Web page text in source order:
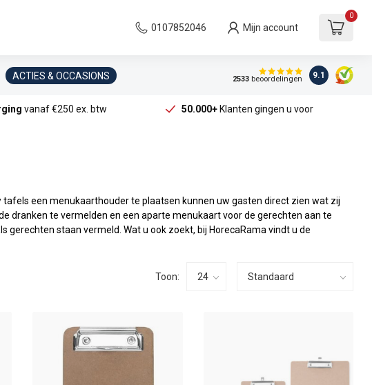
0107852046 Mijn account
0
ACTIES & OCCASIONS 2533beoordelingen 9.1
vanaf €250 ex. btw 50.000+Klanten gingen u voor
tafels een menukaarthouder te plaatsen kunnen uw gasten direct zien wat zij
dranken te vermelden en een aparte menukaart voor de gerechten aan te
gerechten staan vermeld. Wat u ook zoekt, bij HorecaRama vindt u de
Toon: